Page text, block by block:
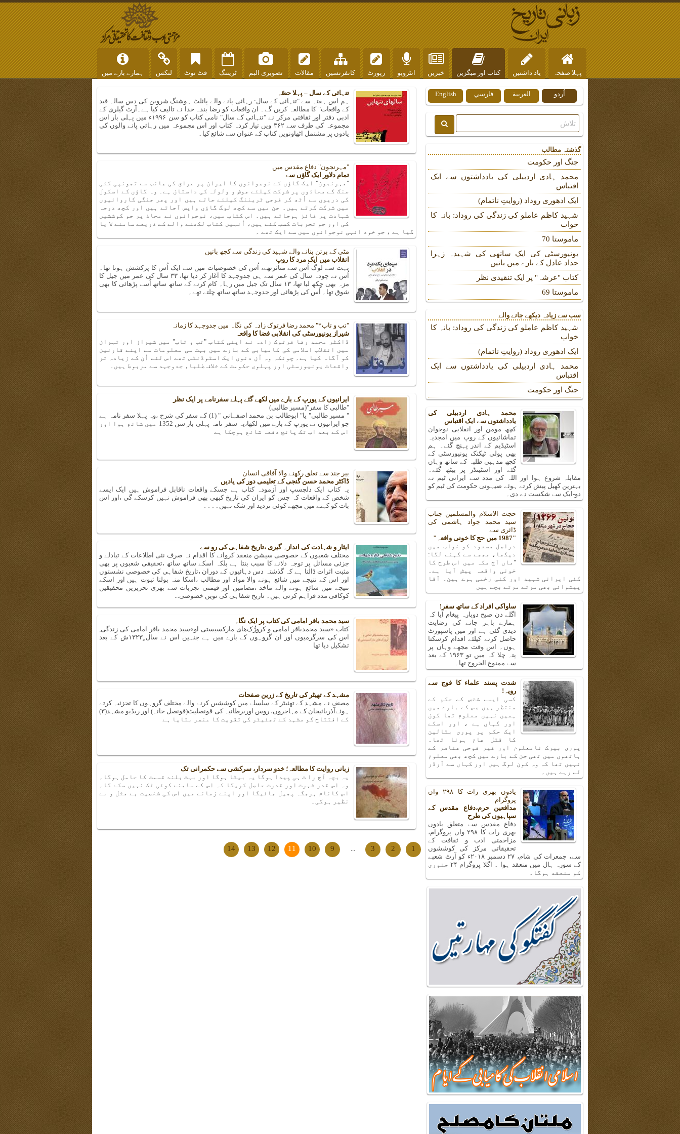
پہلا صفحہ یاد داشتیں کتاب اور میگزین خبریں انٹرویو رپورٹ کانفرنسیں مقالات تصویری البم ٹریننگ فٹ نوٹ لنکس ہمارے بارے میں
تنہائی کے سال – پہلا حصّہ
ہم اس ہفتہ سے "تنہائی کے سال: رہائی پانے والے پائلٹ ہوشنگ شروین کی دس سالہ قید
کے واقعات" کا مطالعہ کریں گے۔ ان واقعات کو رضا بندہ خدا نے تالیف کیا ہے۔آرٹ گیلری کے
ادبی دفتر اور ثقافتی مرکز نے "تنہائی کے سال" نامی کتاب کو سن ۱۹۹۶ء میں پہلی بار اس
مجموعہ کی طرف سے ۳۶۲ ویں تیار کردہ کتاب اور اس مجموعہ میں رہائی پانے والوں کی
یادوں پر مشتمل اٹھاونویں کتاب کے عنوان سے شائع کیا۔
"مہرنجون" دفاع مقدس میں
تمام دلاور ایک گاؤں سے
"مہرنجون" ایک گاؤں کے نوجوانوں کا ایران پر عراق کی جانب سے تھونپی گئی
جنگ کے محاذوں پر شرکت کیلئے جوش و ولولہ کی داستان ہے۔ وہ گاؤں کے اسکول
کی دریوں سے اُٹھ کر فوجی ٹریننگ کیلئے جاتے ہیں اور پھر جنگی کاروائیوں
میں شرکت کرتے ہیں۔ جن میں سے کچھ لوگ گاؤں واپس آجاتے ہیں اور کچھ درجہ
شہادت پر فائز ہوجاتے ہیں۔ اس کتاب میں، نوجوانوں نے محاذ پر جو کوششیں
کی اور جو تجربات کسب کئے ہیں، اُنہیں کتاب لکھنے والے کے ذریعے سامنے لا یا
گیا ہے ، جو خود انہی نوجوانوں میں سے ایک تھے ۔
مٹی کے برتن بنانے والے شہید کی زندگی سے کچھ باتیں
انقلاب میں ایک مرد کا روپ
بہت سے لوگ اُس سے متاثرتھے، اُس کی خصوصیات میں سے ایک اُس کا پرکشش ہونا تھا۔
اُس نے چودہ سال کی عمر سے ہی جدوجہد کا آغاز کر دیا تھا، ۳۳ سال کی عمر میں جیل کا
مزہ بھی چکھ لیا تھا، ۱۳ سال تک جیل میں رہا۔ کام کرنے کے ساتھ ساتھ اُسے پڑھائی کا بھی
شوق تھا۔ اُس کی پڑھائی اور جدوجہد ساتھ ساتھ چلتے تھے۔
"تب و تاب*" محمد رضا فرتوک زادہ کی نگاہ میں جدوجہد کا زمانہ
شیراز یونیورسٹی کی انقلابی فضا کا واقعہ
ڈاکٹر محمد رضا فرتوک زادہ نے اپنی کتاب "تب و تاب" میں شیراز اور تہران
میں انقلاب اسلامی کی کامیابی کے بارے میں بہت سی معلومات سے اپنے قارئین
کو آگاہ کیا ہے۔ چونکہ وہ اُن دنوں ایک اسٹوڈنٹس تھے اس لئے اُن کے زیادہ تر
واقعات یونیورسٹی اور پہلوی حکومت کے خلاف طلباء جدوجہد سے مربوط ہیں۔
ایرانیوں کے یورپ کے بارے میں لکھے گئے پہلے سفرنامے پر ایک نظر
"طالبی کا سفر"(مسیر طالبی)
" مسیر طالبی" یا" ابوطالب بن محمد اصفہانی " (1) کے سفر کی شرح ،وہ پہلا سفر نامہ ہے
جو ایرانیوں نے یورپ کے بارے میں لکھا،یہ سفر نامہ پہلی بار سن 1352 میں شائع ہوا اور
اس کے بعد اب تک پانچ دفعہ شائع ہوچکا ہے
بیر جند سے تعلق رکھنے والا آفاقی انسان
ڈاکٹر محمد حسن گنجی کے تعلیمی دور کی یادیں
یہ کتاب ایک دلچسپ اور آزمودہ کتاب ہے جسکے واقعات ناقابل فراموش ہیں ایک ایسے
شخص کے واقعات کہ جس کو ایران کی تاریخ کبھی بھی فراموش نہیں کرسکے گی ،اور اس
بات کو کہنے میں مجھے کوئی تردید اور شک نہیں۔۔۔۔
ایثار و شہادت کی اندازہ گیری ،تاریخ شفاہی کی رو سے
مختلف شعبوں کے خصوصی سیشن منعقد کروانے کا اقدام نہ صرف نئی اطلاعات کے تبادلے و
جزئی مسائل پر توجہ دلانے کا سبب بنتا ہے بلکہ اسکے ساتھ ساتھ ،تحقیقی شعبوں پر بھی
مثبت اثرات ڈالتا ہے کہ گذشتہ دس دہائیوں کے دوران ،تاریخ شفاہی کی خصوصی نشستوں
اور اس کے نتیجے میں شائع ہونے والا مواد اور مطالب ،اسکا منہ بولتا ثبوت ہیں اور اسکے
نتیجے میں شائع ہونے والے ماخذ ،مضامین اور قیمتی تجربات سے بھری تحریریں محقیقین
کوکافی مدد فراہم کرتی ہیں۔ تاریخ شفاہی کی نویں خصوصی...
سید محمد باقر امامی کی کتاب پر ایک نگاہ
کتاب «سید محمدباقر امامی و کروژُک‌های مارکسیستی او»سید محمد باقر امامی کی زندگی,
اس کی سرگرمیوں اور ان گروہوں کے بارے میں ہے جنہیں اس نے سال ٍ۱۳۲۳ش کے بعد
تشکیل دیا تھا
مشہد کے تھیٹر کی تاریخ کے زرین صفحات
مصنف نے مشہد کے تھئیٹر کے سلسلے میں کوششیں کرنے والے مختلف گروہوں کا تجزئیہ کرتے
ہوئےآذربائیجان کے مہاجروں، روس اوربرطانیہ کی قونصلیٹ(قونصل خانہ) اور ریڈیو مشہد(۳)
کے افتتاح کو مشہد کے تھئیٹر کی تقویت کا عنصر بتایا ہے
زبانی روایت کا مطالعہ؛ خدو سردار، سرکشی سے حکمرانی تک
یہ بچہ آج را ت ہی پیدا ہوگا یہ بیٹا ہوگا اور بہت بلند قسمت کا حامل ہوگا۔
وہ اس قدر شہرت اور قدرت حاصل کریگا کہ اس کے سامنے کوئی ٹک نہیں سکے گا۔
اس کانام ہرجگہ پھیل جائیگا اور اپنے زمانے میں اس کی شخصیت بے مثل و بے
نظیر ہوگی۔
1
2
3
...
9
10
11
12
13
14
English فارسي العربية اُردو
گذشتہ مطالب
جنگ اور حکومت
محمد ہادی اردبیلی کی یادداشتوں سے ایک
اقتباس
ایک ادھوری روداد (روایتِ ناتمام)
شہید کاظم عاملو کی زندگی کی روداد: بانہ کا
خواب
ماموستا 70
یونیورسٹی کی ایک ساتھی کی شہیدہ زہرا
حداد عادل کے بارے میں باتیں
کتاب "عرشہ" پر ایک تنقیدی نظر
ماموستا 69
سب سے زیادہ دیکھے جانے والے
شہید کاظم عاملو کی زندگی کی روداد: بانہ کا
خواب
ایک ادھوری روداد (روایتِ ناتمام)
محمد ہادی اردبیلی کی یادداشتوں سے ایک
اقتباس
جنگ اور حکومت
محمد ہادی اردبیلی کی
یادداشتوں سے ایک اقتباس
کچھ مومن اور انقلابی نوجوان
تماشائیوں کے روپ میں امجدیہ
اسٹیڈیم کے اندر پہنچ گئے۔ ہم
بھی پولی ٹیکنک یونیورسٹی کے
کچھ مذہبی طلبہ کے ساتھ وہاں
گئے اور اسٹینڈز پر بیٹھ گئے۔
مقابلہ شروع ہوا اور اللہ کی مدد سے ایرانی ٹیم نے
بہترین کھیل پیش کرتے ہوئے صیہونی حکومت کی ٹیم کو
دو-ایک سے شکست دے دی۔
حجت الاسلام والمسلمین جناب
سید محمد جواد ہاشمی کی
ڈائری سے
"1987 میں حج کا خونی واقعہ"
دراصل مسعود کو خواب میں
دیکھا، مجھے سے کہنے لگا:
"ماں آج مکہ میں اس طرح کا
خونی واقعہ پیش آیا ہے۔
کئی ایرانی شہید اور کئی زخمی ہوے ہین۔ آقا
پیشوائی بھی مرتے مرتے بچے ہیں
ساواکی افراد کے ساتھ سفر!
اگلے دن صبح دوبارہ پیغام آیا کہ
ہمارے باہر جانے کی رضایت
دیدی گئی ہے اور میں پاسپورٹ
حاصل کرنے کیلئے اقدام کرسکتا
ہوں۔ اس وقت مجھے وہاں پر
پتہ چلا کہ میں تو ۱۹۶۳ کے بعد
سے ممنوع الخروج تھا۔
شدت پسند علماء کا فوج سے
رویہ!
کسی ایسے شخص کے حکم کے
منتظر ہیں جس کے بارے میں
ہمیں نہیں معلوم تھا کون
اور کہاں ہے ، اور اسکے
ایک حکم پر پوری بٹالین
کا قتل عام ہونا تھا۔
پوری بیرک نامعلوم اور غیر فوجی عناصر کے
ہاتھوں میں تھی جن کے بارے میں کچھ بھی معلوم
نہیں تھا کہ وہ کون لوگ ہیں اور کہاں سے آرڈر
لے رہے ہیں۔
یادوں بھری رات کا ۲۹۸ واں
پروگرام
مدافعین حرم،دفاع مقدس کے
سپاہیوں کی طرح
دفاع مقدس سے متعلق یادوں
بھری رات کا ۲۹۸ واں پروگرام،
مزاحمتی ادب و ثقافت کے
تحقیقاتی مرکز کی کوششوں
سے، جمعرات کی شام، ۲۷ دسمبر ۲۰۱۸ء کو آرٹ شعبے
کے سورہ ہال میں منعقد ہوا ۔ اگلا پروگرام ۲۴ جنوری
کو منعقد ہوگا۔